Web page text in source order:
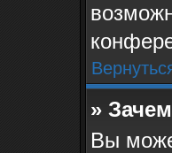
»
Вы